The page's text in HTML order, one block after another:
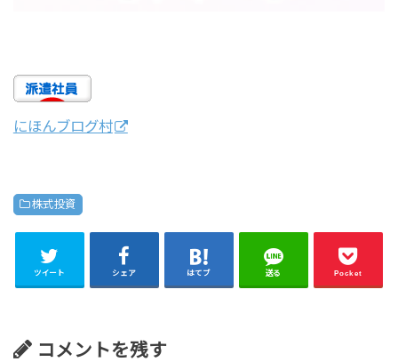
にほんブログ村
株式投資
ツイート シェア はてブ 送る Pocket
コメントを残す